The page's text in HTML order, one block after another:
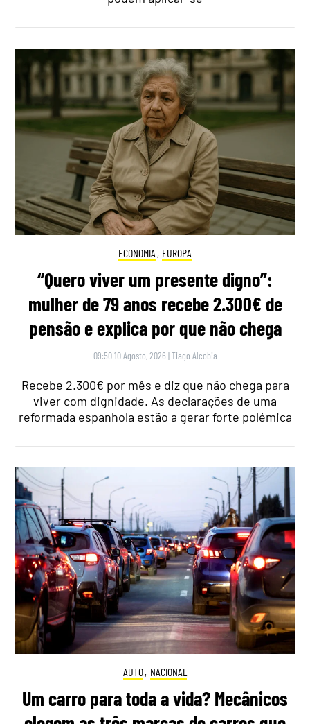
ECONOMIA , EUROPA
“Quero viver um presente digno”:
mulher de 79 anos recebe 2.300€ de
pensão e explica por que não chega
09:50 10 Agosto, 2026 |Tiago Alcobia
Recebe 2.300€ por mês e diz que não chega para
viver com dignidade. As declarações de uma
reformada espanhola estão a gerar forte polémica
AUTO, NACIONAL
Um carro para toda a vida? Mecânicos